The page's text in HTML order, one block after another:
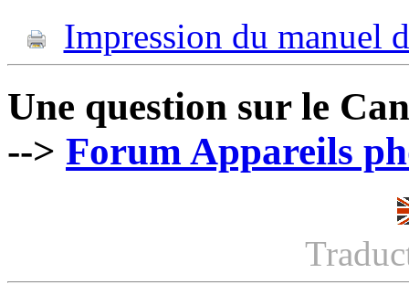
Impression du manuel
Une question sur le
--> Forum Appareils